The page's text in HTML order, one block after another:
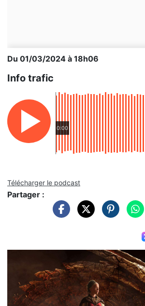
Du 01/03/2024 à 18h06
Info trafic
0:00
Télécharger le podcast
Partager :